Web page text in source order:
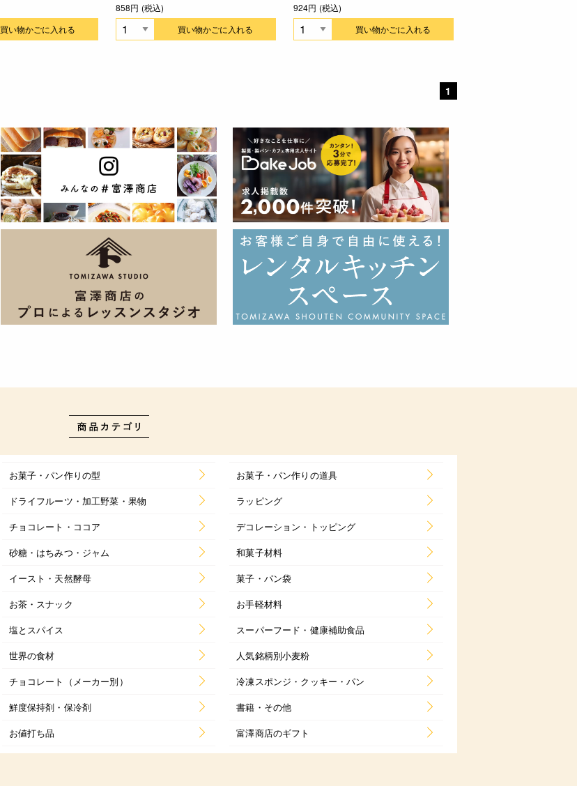
買い物かごに入れる
858円 (税込)
買い物かごに入れる
924円 (税込)
買い物かごに入れる
1
お菓子・パン作りの型
お菓子・パン作りの道具
ドライフルーツ・加工野菜・果物
ラッピング
チョコレート・ココア
デコレーション・トッピング
砂糖・はちみつ・ジャム
和菓子材料
イースト・天然酵母
菓子・パン袋
お茶・スナック
お手軽材料
塩とスパイス
スーパーフード・健康補助食品
世界の食材
人気銘柄別小麦粉
チョコレート（メーカー別）
冷凍スポンジ・クッキー・パン
鮮度保持剤・保冷剤
書籍・その他
お値打ち品 富澤商店のギフト